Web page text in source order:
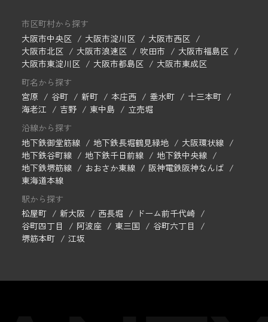
市区町村から探す
大阪市中央区
大阪市淀川区
大阪市西区
大阪市北区
大阪市浪速区 吹田市
大阪市福島区
大阪市東淀川区
大阪市都島区
大阪市東成区
町名から探す
宮原
谷町 新町 本庄西 垂水町
十三本町
海老江
吉野 東中島
立売堀
沿線から探す
地下鉄御堂筋線
地下鉄長堀鶴見緑地
大阪環状線
地下鉄谷町線
地下鉄千日前線
地下鉄中央線
地下鉄堺筋線
おおさか東線
阪神電鉄阪神なんば
東海道本線
駅から探す
松屋町
新大阪 西長堀
ドーム前千代崎
谷町四丁目
阿波座 東三国
谷町六丁目
堺筋本町
江坂